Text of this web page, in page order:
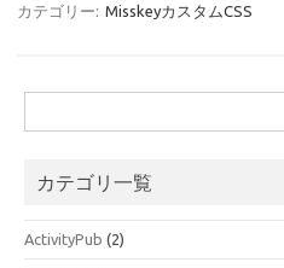
カテゴリー: MisskeyカスタムCSS
索:
カテゴリ一覧
ActivityPub (2)